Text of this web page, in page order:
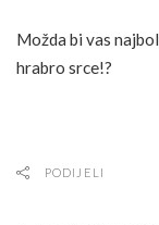
Možda bi vas
hrabro srce!?
PODIJELI